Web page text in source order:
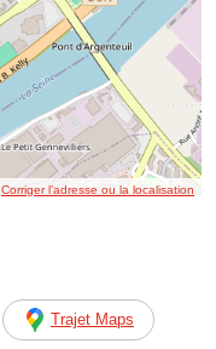
Corriger l’adresse ou la localisation
Trajet Maps